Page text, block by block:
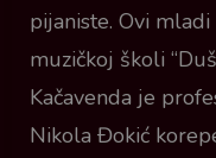
pijaniste. Ovi
muzičkoj školi
Kačavenda je
Nikola Đokić